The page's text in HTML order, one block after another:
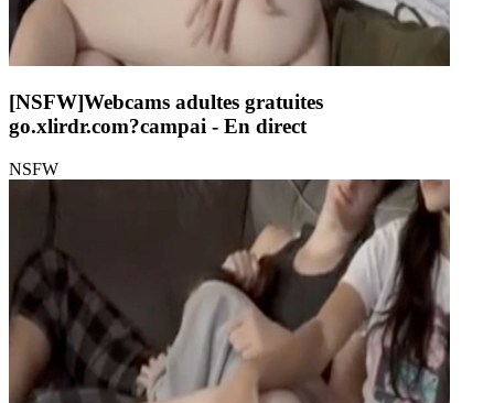
[NSFW]Webcams adultes gratuites
go.xlirdr.com?campai - En direct
NSFW